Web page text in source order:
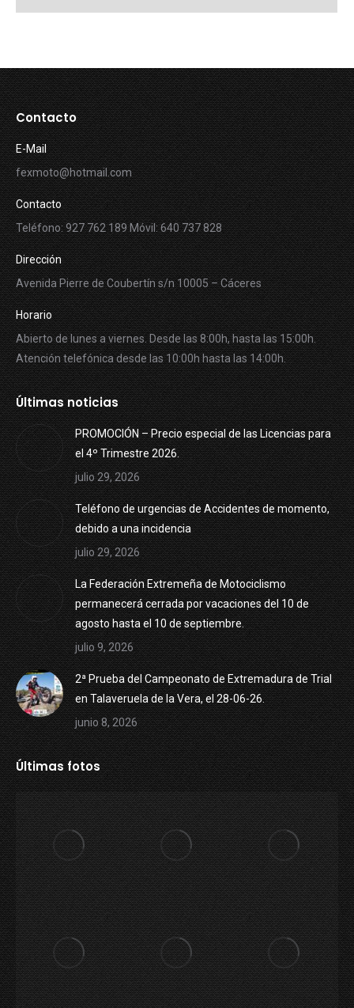
Contacto
E-Mail
fexmoto@hotmail.com
Contacto
Teléfono: 927 762 189 Móvil: 640 737 828
Dirección
Avenida Pierre de Coubertín s/n 10005 – Cáceres
Horario
Abierto de lunes a viernes. Desde las 8:00h, hasta las 15:00h.
Atención telefónica desde las 10:00h hasta las 14:00h.
Últimas noticias
PROMOCIÓN – Precio especial de las Licencias para
el 4º Trimestre 2026.
julio 29, 2026
Teléfono de urgencias de Accidentes de momento,
debido a una incidencia
julio 29, 2026
La Federación Extremeña de Motociclismo
permanecerá cerrada por vacaciones del 10 de
agosto hasta el 10 de septiembre.
julio 9, 2026
2ª Prueba del Campeonato de Extremadura de Trial
en Talaveruela de la Vera, el 28-06-26.
junio 8, 2026
Últimas fotos